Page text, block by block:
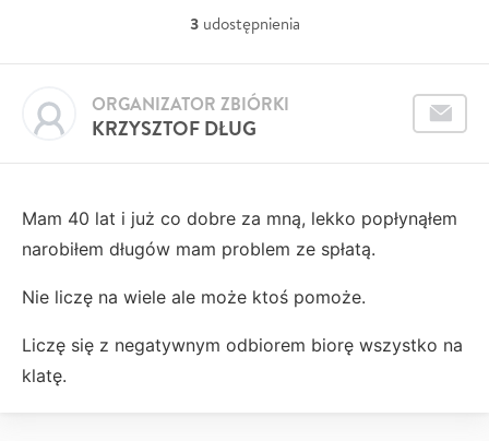
3 udostępnienia
KRZYSZTOF DŁUG
ORGANIZATOR ZBIÓRKI
Mam 40 lat i już co dobre za mną, lekko popłynąłem
narobiłem długów mam problem ze spłatą.
Nie liczę na wiele ale może ktoś pomoże.
Liczę się z negatywnym odbiorem biorę wszystko na
klatę.